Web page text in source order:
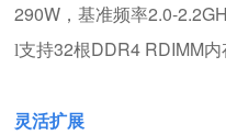
290W，基准频率2.0-
l支持32根DDR4 RDIMM内
灵活扩展